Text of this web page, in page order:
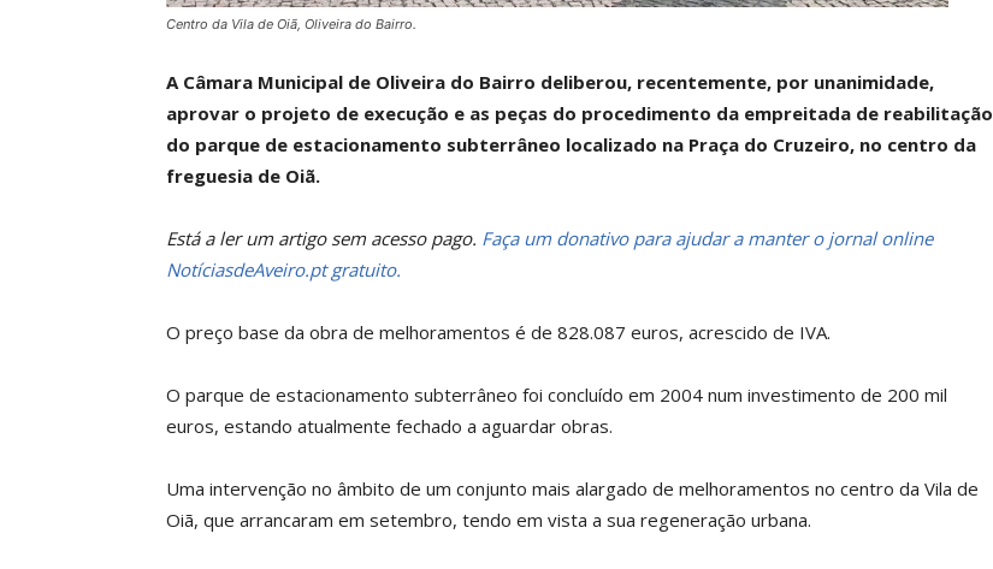
Centro da Vila de Oiã, Oliveira do Bairro.
A Câmara Municipal de Oliveira do Bairro deliberou, recentemente, por unanimidade,
aprovar o projeto de execução e as peças do procedimento da empreitada de reabilitação
do parque de estacionamento subterrâneo localizado na Praça do Cruzeiro, no centro da
freguesia de Oiã.
Está a ler um artigo sem acesso pago. Faça um donativo para ajudar a manter o jornal online
NotíciasdeAveiro.pt gratuito.
O preço base da obra de melhoramentos é de 828.087 euros, acrescido de IVA.
O parque de estacionamento subterrâneo foi concluído em 2004 num investimento de 200 mil
euros, estando atualmente fechado a aguardar obras.
Uma intervenção no âmbito de um conjunto mais alargado de melhoramentos no centro da Vila de
Oiã, que arrancaram em setembro, tendo em vista a sua regeneração urbana.